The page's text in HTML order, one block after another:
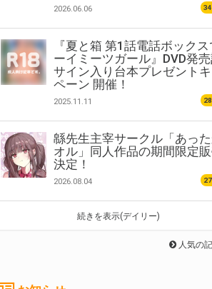
2026.06.06
『夏と箱 第1話電話ボック
ーイミーツガール』DVD発
サイン入り台本プレゼント
ペーン 開催！
2025.11.11
緜先生主宰サークル「あっ
オル」同人作品の期間限定
決定！
2026.08.04
続きを表示(デイリー)
人気の